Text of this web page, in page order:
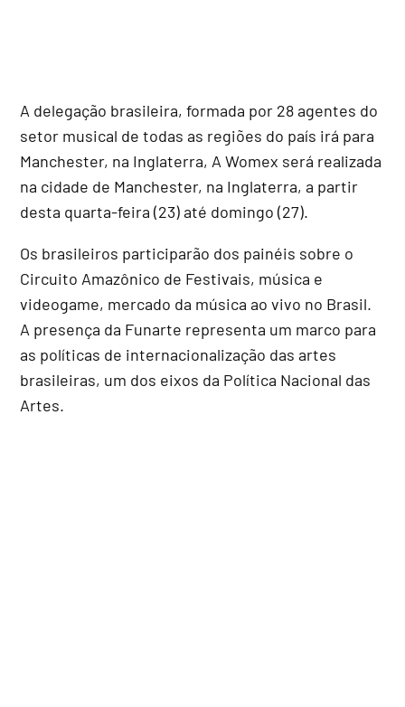
A delegação brasileira, formada por 28 agentes do
setor musical de todas as regiões do país irá para
Manchester, na Inglaterra, A Womex será realizada
na cidade de Manchester, na Inglaterra, a partir
desta quarta-feira (23) até domingo (27).
Os brasileiros participarão dos painéis sobre o
Circuito Amazônico de Festivais, música e
videogame, mercado da música ao vivo no Brasil.
A presença da Funarte representa um marco para
as políticas de internacionalização das artes
brasileiras, um dos eixos da Política Nacional das
Artes.